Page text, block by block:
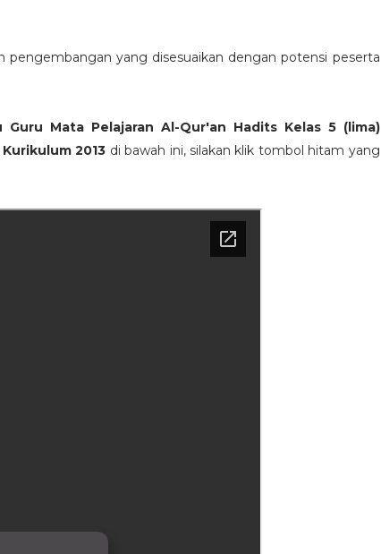
pengembangan yang disesuaikan dengan potensi peserta
Guru Mata Pelajaran Al-Qur'an Hadits Kelas 5 (lima)
2013 di bawah ini, silakan klik tombol hitam yang